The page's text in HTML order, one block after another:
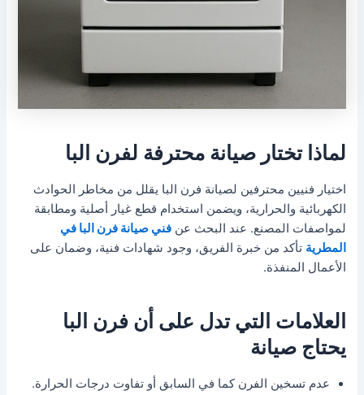
لماذا تختار صيانة محترفة لفرن البا
اختيار فنيين محترفين لصيانة فرن البا يقلل من مخاطر الحوادث
الكهربائية والحرارية، ويضمن استخدام قطع غيار أصلية ومطابقة
لمواصفات المصنع. عند البحث عنفني صيانة فرن البا في
المطرية تأكد من خبرة الفريق، وجود شهادات فنية، وضمان على
الأعمال المنفذة.
العلامات التي تدل على أن فرن البا
يحتاج صيانة
عدم تسخين الفرن كما في السابق أو تفاوت درجات الحرارة.